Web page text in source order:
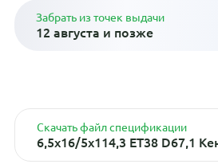
Забрать из точек выдачи
12 августа и позже
Скачать файл спецификации
6,5x16/5x114,3 ET38 D67,1